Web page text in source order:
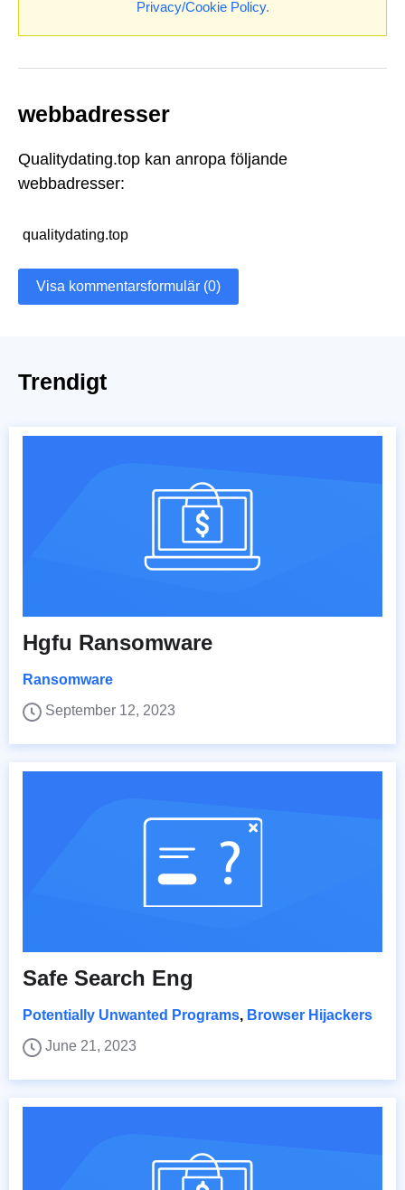
Privacy/Cookie Policy.
webbadresser
Qualitydating.top kan anropa följande
webbadresser:
qualitydating.top
Visa kommentarsformulär (0)
Trendigt
Hgfu Ransomware
Ransomware
September 12, 2023
Safe Search Eng
Potentially Unwanted Programs, Browser Hijackers
June 21, 2023